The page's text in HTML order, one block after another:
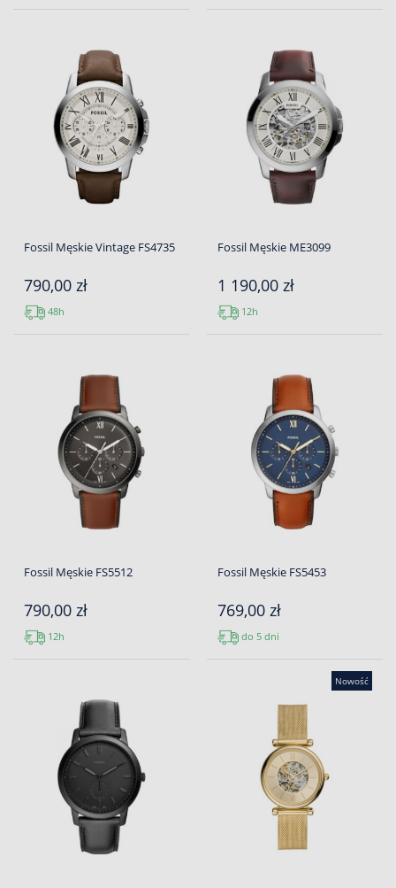
Fossil Męskie Vintage FS4735
790,00 zł
48h
Fossil Męskie ME3099
1 190,00 zł
12h
Fossil Męskie FS5512
790,00 zł
12h
Fossil Męskie FS5453
769,00 zł
do 5 dni
Nowość